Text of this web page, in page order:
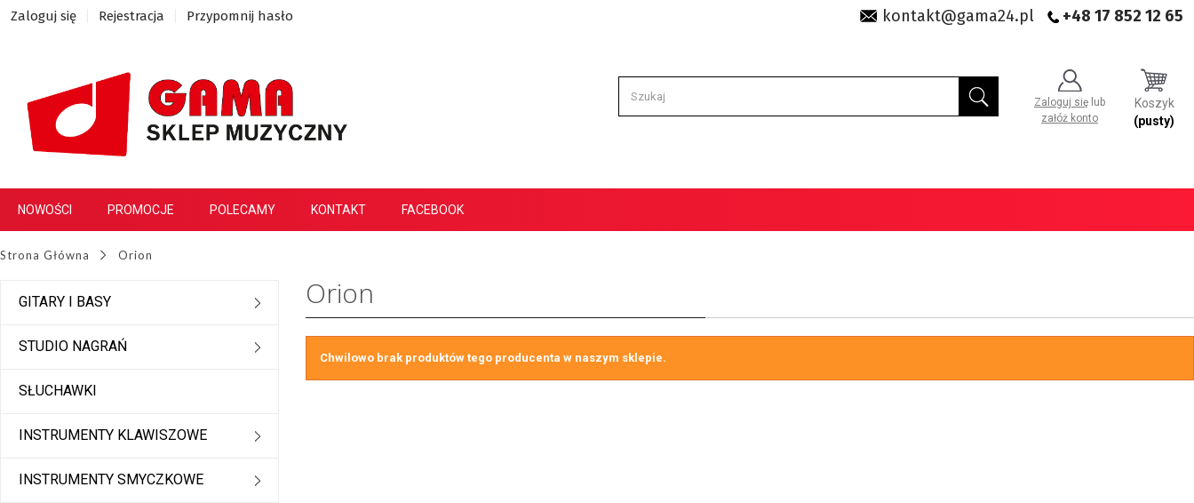
Zaloguj się Rejestracja Przypomnij hasło kontakt@gama24.pl +48 17 852 12 65
Zaloguj się lub
załóż konto
Koszyk
(pusty)
NOWOŚCI PROMOCJE POLECAMY KONTAKT FACEBOOK
Strona Główna Orion
GITARY I BASY
STUDIO NAGRAŃ
SŁUCHAWKI
INSTRUMENTY KLAWISZOWE
INSTRUMENTY SMYCZKOWE
Orion
Chwilowo brak produktów tego producenta w naszym sklepie.